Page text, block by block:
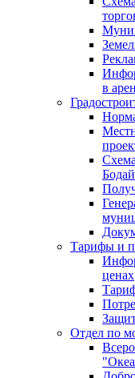
в
Тарифы и
ценах
Отдел по